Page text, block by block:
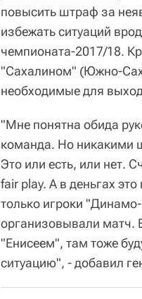
повысить штраф за
избежать ситуаций
чемпионата-2017/18.
"Сахалином" (Южно-
необходимые для
"Мне понятна обида
команда. Но никакими
Это или есть, или нет.
fair play. А в деньгах
только игроки
организовывали матч.
"Енисеем", там тоже
ситуацию", - добавил